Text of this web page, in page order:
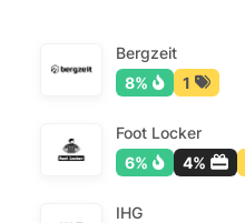
Bergzeit
8%
1
Foot Locker
6%
4%
IHG